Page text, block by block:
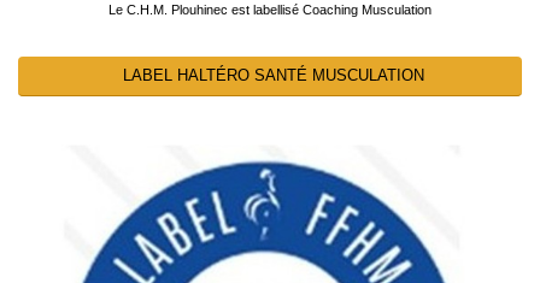
Le C.H.M. Plouhinec est labellisé Coaching Musculation
LABEL HALTÉRO SANTÉ MUSCULATION